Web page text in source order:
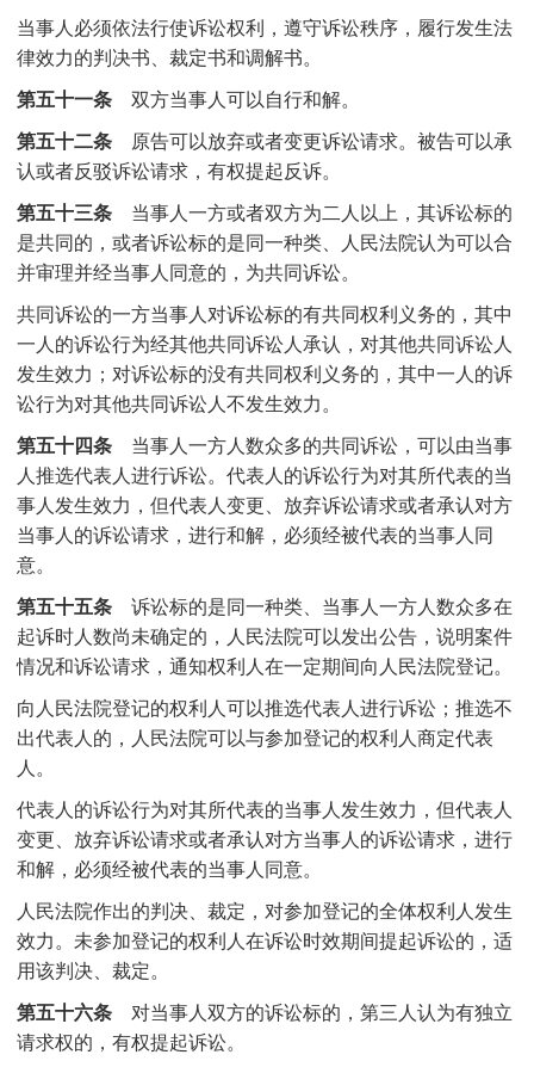
当事人必须依法行使诉讼权利，遵守诉讼秩序，履行发生法
律效力的判决书、裁定书和调解书。
第五十一条双方当事人可以自行和解。
第五十二条 原告可以放弃或者变更诉讼请求。被告可以承
认或者反驳诉讼请求，有权提起反诉。
第五十三条 当事人一方或者双方为二人以上，其诉讼标的
是共同的，或者诉讼标的是同一种类、人民法院认为可以合
并审理并经当事人同意的，为共同诉讼。
共同诉讼的一方当事人对诉讼标的有共同权利义务的，其中
一人的诉讼行为经其他共同诉讼人承认，对其他共同诉讼人
发生效力；对诉讼标的没有共同权利义务的，其中一人的诉
讼行为对其他共同诉讼人不发生效力。
第五十四条 当事人一方人数众多的共同诉讼，可以由当事
人推选代表人进行诉讼。代表人的诉讼行为对其所代表的当
事人发生效力，但代表人变更、放弃诉讼请求或者承认对方
当事人的诉讼请求，进行和解，必须经被代表的当事人同
意。
第五十五条诉讼标的是同一种类、当事人一方人数众多在
起诉时人数尚未确定的，人民法院可以发出公告，说明案件
情况和诉讼请求，通知权利人在一定期间向人民法院登记。
向人民法院登记的权利人可以推选代表人进行诉讼；推选不
出代表人的，人民法院可以与参加登记的权利人商定代表
人。
代表人的诉讼行为对其所代表的当事人发生效力，但代表人
变更、放弃诉讼请求或者承认对方当事人的诉讼请求，进行
和解，必须经被代表的当事人同意。
人民法院作出的判决、裁定，对参加登记的全体权利人发生
效力。未参加登记的权利人在诉讼时效期间提起诉讼的，适
用该判决、裁定。
第五十六条对当事人双方的诉讼标的，第三人认为有独立
请求权的，有权提起诉讼。